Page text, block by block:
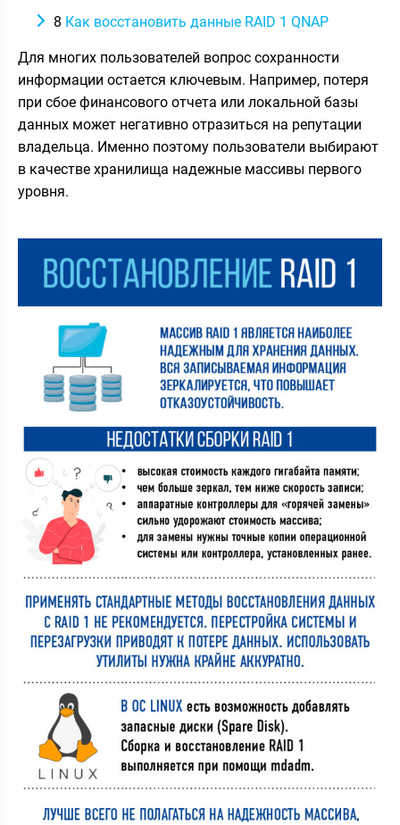
8 Как восстановить данные RAID 1 QNAP
Для многих пользователей вопрос сохранности
информации остается ключевым. Например, потеря
при сбое финансового отчета или локальной базы
данных может негативно отразиться на репутации
владельца. Именно поэтому пользователи выбирают
в качестве хранилища надежные массивы первого
уровня.